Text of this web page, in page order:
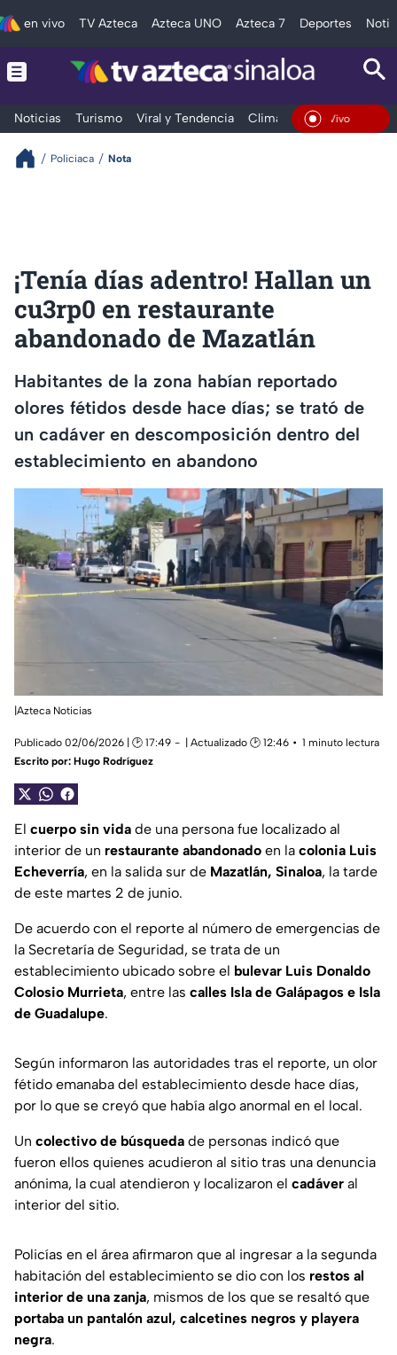
en vivo TV Azteca Azteca UNO Azteca 7 Deportes
Noticias Turismo Viral y Tendencia Clima Deportes
En Vivo
Policiaca Nota
¡Tenía días adentro! Hallan un
cu3rp0 en restaurante
abandonado de Mazatlán
Habitantes de la zona habían reportado
olores fétidos desde hace días; se trató de
un cadáver en descomposición dentro del
establecimiento en abandono
|Azteca Noticias
Publicado 02/06/2026 | 🕑 17:49 | Actualizado 🕑 12:46
1 minuto lectura
Escrito por: Hugo Rodríguez
El cuerpo sin vida de una persona fue localizado al
interior de un restaurante abandonado en la colonia Luis
Echeverría, en la salida sur de Mazatlán, Sinaloa, la tarde
de este martes 2 de junio.
De acuerdo con el reporte al número de emergencias de
la Secretaría de Seguridad, se trata de un
establecimiento ubicado sobre el bulevar Luis Donaldo
Colosio Murrieta, entre las calles Isla de Galápagos e Isla
de Guadalupe.
Según informaron las autoridades tras el reporte, un olor
fétido emanaba del establecimiento desde hace días,
por lo que se creyó que había algo anormal en el local.
Un colectivo de búsqueda de personas indicó que
fueron ellos quienes acudieron al sitio tras una denuncia
anónima, la cual atendieron y localizaron el cadáver al
interior del sitio.
Policías en el área afirmaron que al ingresar a la segunda
habitación del establecimiento se dio con los restos al
interior de una zanja, mismos de los que se resaltó que
portaba un pantalón azul, calcetines negros y playera
negra.